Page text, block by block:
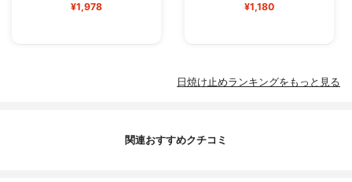
¥1,978 ¥1,180
日焼け止めランキングをもっと見る
関連おすすめクチコミ